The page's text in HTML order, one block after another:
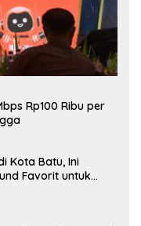
Rp100 Ribu per
Kota Batu, Ini
Favorit untuk